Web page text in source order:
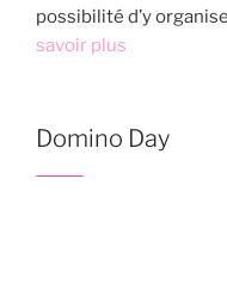
possibilité d’y
savoir plus
Domino Day